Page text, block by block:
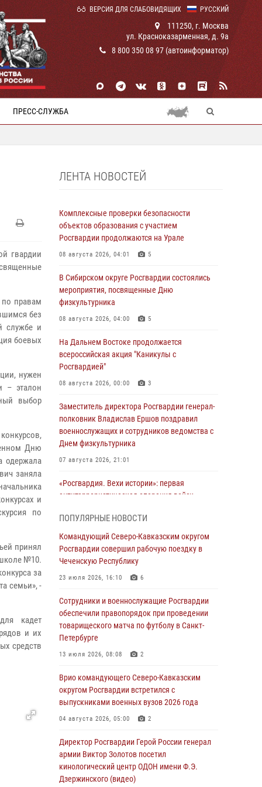
РУССКИЙ
ВЕРСИЯ ДЛЯ СЛАБОВИДЯЩИХ
111250, г. Москва
ул. Красноказарменная, д. 9а
8 800 350 08 97 (автоинформатор)
ПРЕСС-СЛУЖБА
гвардии
правам
без
службе и
боевых
нужен
– эталон
выбор
Дню
одержала
заняла
и
по
принял
№10.
за
семьи», -
кадет
и их
средств
ЛЕНТА НОВОСТЕЙ
Комплексные проверки безопасности
объектов образования с участием
Росгвардии продолжаются на Урале
08 августа 2026, 04:01 5
В Сибирском округе Росгвардии состоялись
мероприятия, посвященные Дню
физкультурника
08 августа 2026, 04:00 5
На Дальнем Востоке продолжается
всероссийская акция "Каникулы с
Росгвардией"
08 августа 2026, 00:00 3
Заместитель директора Росгвардии генерал-
полковник Владислав Ершов поздравил
военнослужащих и сотрудников ведомства с
Днем физкультурника
07 августа 2026, 21:01
«Росгвардия. Вехи истории»: первая
антитеррористическая операция войск
В Башкортостане при силовой поддержке
спецназа Росгвардии пресечена
противоправная деятельность, связанная с
07 августа 2026, 13:30 1
В Югре при содействии спецназа Росгвардии
пресечено более 180 нарушений
миграционного законодательства
Тонувшего ребенка спас росгвардеец в
Краснодарском крае
07 августа 2026, 12:37
Юные гости из летних лагерей посетили
кинологический центр Росгвардии (видео)
07 августа 2026, 12:20 3 1
ПОПУЛЯРНЫЕ НОВОСТИ
Командующий Северо-Кавказским округом
Росгвардии совершил рабочую поездку в
Чеченскую Республику
23 июля 2026, 16:10 6
Сотрудники и военнослужащие Росгвардии
обеспечили правопорядок при проведении
товарищеского матча по футболу в Санкт-
Петербурге
13 июля 2026, 08:08 2
Врио командующего Северо-Кавказским
округом Росгвардии встретился с
выпускниками военных вузов 2026 года
04 августа 2026, 05:00 2
Директор Росгвардии Герой России генерал
армии Виктор Золотов посетил
кинологический центр ОДОН имени Ф.Э.
Дзержинского (видео)